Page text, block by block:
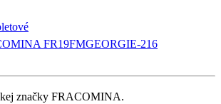
FR19FMGEORGIE-216
značky FRACOMINA.